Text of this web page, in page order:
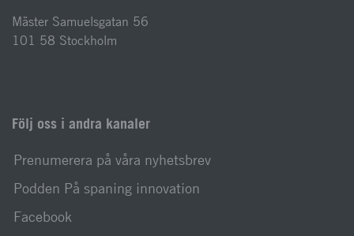
Mäster Samuelsgatan 56
101 58 Stockholm
Följ oss i andra kanaler
Prenumerera på våra nyhetsbrev
Podden På spaning innovation
Facebook